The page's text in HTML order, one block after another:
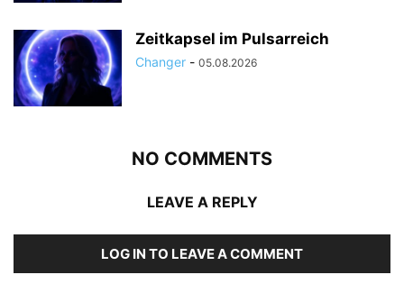
Zeitkapsel im Pulsarreich
Changer - 05.08.2026
NO COMMENTS
LEAVE A REPLY
LOG IN TO LEAVE A COMMENT